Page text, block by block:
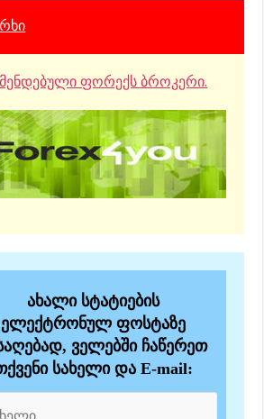
ფორექს ბროკერი.
ახალი სტატიების
ელექტრონულ ფოსტაზე
ველებში ჩაწერეთ
სახელი და E-mail: